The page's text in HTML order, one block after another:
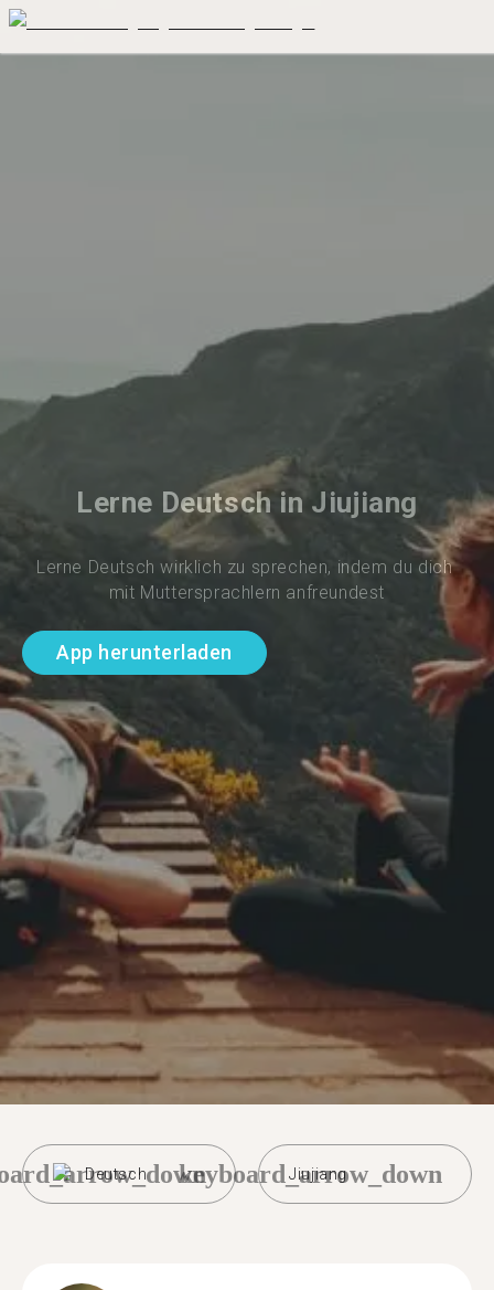
Lerne Deutsch in Jiujiang
Lerne Deutsch wirklich zu sprechen, indem du dich
mit Muttersprachlern anfreundest
App herunterladen
Deutsch Jiujiang
keyboard_arrow_down